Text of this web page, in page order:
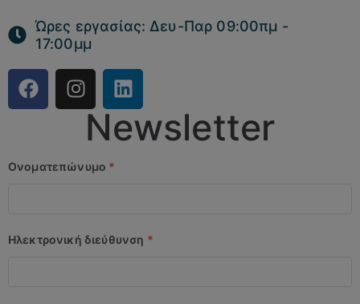
Ώρες εργασίας: Δευ-Παρ 09:00πμ -
17:00μμ
Newsletter
Ονοματεπώνυμο *
Ηλεκτρονική διεύθυνση *